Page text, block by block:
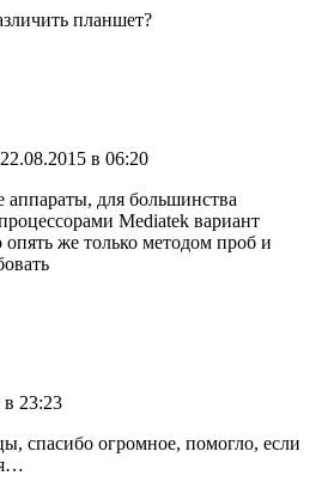
планшет?
22.08.2015 в 06:20
аппараты, для большинства
Mediatek вариант
опять же только методом проб и
в 23:23
спасибо огромное, помогло, если